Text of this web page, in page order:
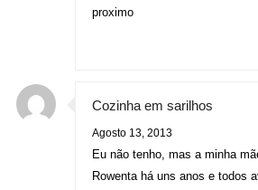
proximo
Cozinha em sarilhos
Agosto 13, 2013
Eu não tenho, mas a minha
Rowenta há uns anos e todos